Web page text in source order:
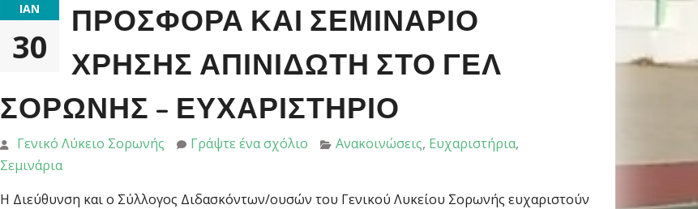
ΙΑΝ
30
ΠΡΟΣΦΟΡΆ ΚΑΙ ΣΕΜΙΝΆΡΙΟ
ΧΡΉΣΗΣ ΑΠΙΝΙΔΩΤΉ ΣΤΟ ΓΕΛ
ΣΟΡΩΝΉΣ – ΕΥΧΑΡΙΣΤΉΡΙΟ
Γενικό Λύκειο Σορωνής Γράψτε ένα σχόλιο Ανακοινώσεις, Ευχαριστήρια,
Σεμινάρια
Η Διεύθυνση και ο Σύλλογος Διδασκόντων/ουσών του Γενικού Λυκείου Σορωνής ευχαριστούν